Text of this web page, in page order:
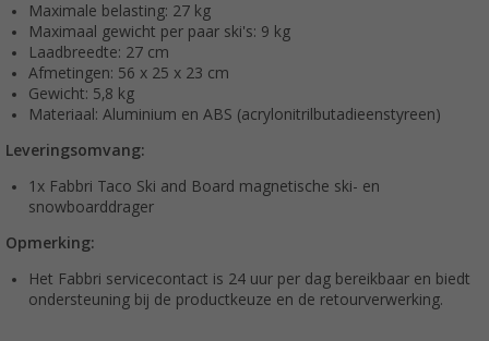
Maximale belasting: 27 kg
Maximaal gewicht per paar ski's: 9 kg
Laadbreedte: 27 cm
Afmetingen: 56 x 25 x 23 cm
Gewicht: 5,8 kg
Materiaal: Aluminium en ABS (acrylonitrilbutadieenstyreen)
Leveringsomvang:
1x Fabbri Taco Ski and Board magnetische ski- en
snowboarddrager
Opmerking:
Het Fabbri servicecontact is 24 uur per dag bereikbaar en biedt
ondersteuning bij de productkeuze en de retourverwerking.